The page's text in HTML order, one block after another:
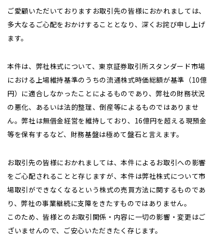
ディスクロージャー・ポリシー
免責事項
ご愛顧いただいておりますお取引先の皆様におかれましては、
多大なるご心配をおかけすることとなり、深くお詫び申し上げ
ます。
本件は、弊社株式について、東京証券取引所スタンダード市場
における上場維持基準のうちの流通株式時価総額が基準（10億
円）に適合しなかったことによるものであり、弊社の財務状況
の悪化、あるいは法的整理、倒産等によるものではありませ
ん。弊社は無借金経営を維持しており、16億円を超える現預金
等を保有するなど、財務基盤は極めて盤石と言えます。
お取引先の皆様におかれましては、本件によるお取引への影響
をご心配されることと存じますが、本件は弊社株式について市
場取引ができなくなるという株式の売買方法に関するものであ
り、弊社の事業継続に支障をきたすものではありません。
このため、皆様とのお取引関係・内容に一切の影響・変更はご
ざいませんので、ご安心いただきたく存じます。